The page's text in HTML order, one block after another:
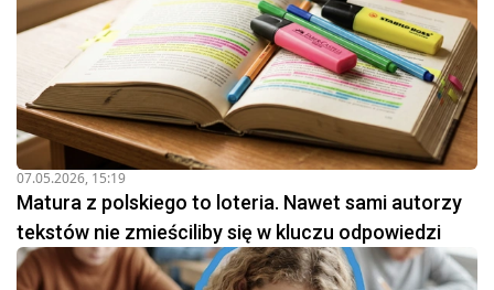
07.05.2026, 15:19
Matura z polskiego to loteria. Nawet sami autorzy
tekstów nie zmieściliby się w kluczu odpowiedzi